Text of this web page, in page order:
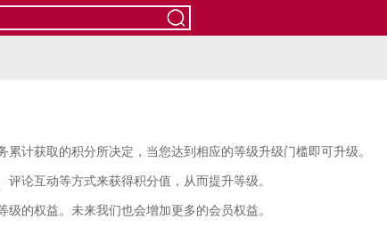
累计获取的积分所决定，当您达到相应的等级升级门槛即可升级。
论互动等方式来获得积分值，从而提升等级。
的权益。未来我们也会增加更多的会员权益。